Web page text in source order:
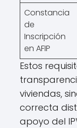
Constancia
de
Inscripción
en AFIP
Estos
viviendas,
correcta
apoyo del